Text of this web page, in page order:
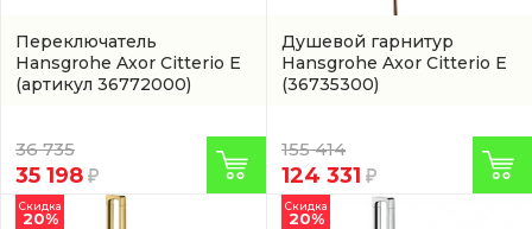
Переключатель
Hansgrohe Axor Citterio E
(артикул 36772000)
36 735
35 198
Душевой гарнитур
Hansgrohe Axor Citterio E
(36735300)
155 414
124 331
Скидка
20%
Скидка
20%